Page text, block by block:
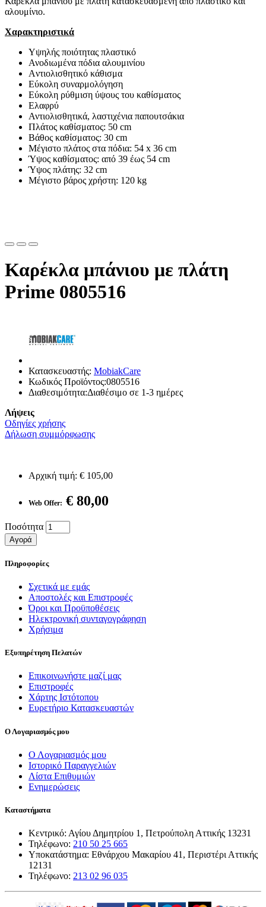
αλουμίνιο.
Χαρακτηριστικά
Υψηλής ποιότητας πλαστικό
Ανοδιωμένα πόδια αλουμινίου
Aντιολισθητικό κάθισμα
Εύκολη συναρμολόγηση
Εύκολη ρύθμιση ύψους του καθίσματος
Ελαφρύ
Αντιολισθητικά, λαστιχένια παπουτσάκια
Πλάτος καθίσματος: 50 cm
Βάθος καθίσματος: 30 cm
Μέγιστο πλάτος στα πόδια: 54 x 36 cm
Ύψος καθίσματος: από 39 έως 54 cm
Ύψος πλάτης: 32 cm
Μέγιστο βάρος χρήστη: 120 kg
Καρέκλα μπάνιου με πλάτη
Prime 0805516
Κατασκευαστής: MobiakCare
Κωδικός Προϊόντος:0805516
Διαθεσιμότητα:Διαθέσιμο σε 1-3 ημέρες
Λήψεις
Οδηγίες χρήσης
Δήλωση συμμόρφωσης
Αρχική τιμή: € 105,00
Web Offer: € 80,00
Ποσότητα
Αγορά
Πληροφορίες
Σχετικά με εμάς
Αποστολές και Επιστροφές
Όροι και Προϋποθέσεις
Ηλεκτρονική συνταγογράφηση
Χρήσιμα
Εξυπηρέτηση Πελατών
Επικοινωνήστε μαζί μας
Επιστροφές
Χάρτης Ιστότοπου
Ευρετήριο Κατασκευαστών
Ο Λογαριασμός μου
Ο Λογαριασμός μου
Ιστορικό Παραγγελιών
Λίστα Επιθυμιών
Ενημερώσεις
Καταστήματα
Κεντρικό: Αγίου Δημητρίου 1, Πετρούπολη Αττικής 13231
Τηλέφωνο: 210 50 25 665
Υποκατάστημα: Εθνάρχου Μακαρίου 41, Περιστέρι Αττικής
12131
Τηλέφωνο: 213 02 96 035